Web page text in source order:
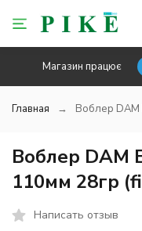
Магазин працює
Главная Воблер DAM
Воблер DAM
110мм 28гр
Написать отзыв